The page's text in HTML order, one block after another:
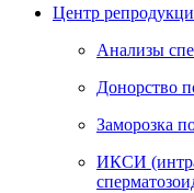
Центр
Анализы
Донорство
Заморозка
ИКСИ